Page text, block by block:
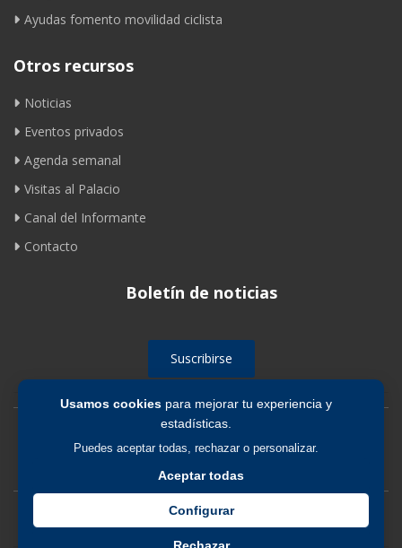
Usamos cookiespara mejorar tu experiencia y
estadísticas.
Puedes aceptar todas, rechazar o personalizar.
Aceptar todas
Configurar
Ayudas fomento movilidad ciclista
Otros recursos
Noticias
Eventos privados
Agenda semanal
Visitas al Palacio
Canal del Informante
Contacto
Boletín de noticias
Suscribirse
Política de privacidad